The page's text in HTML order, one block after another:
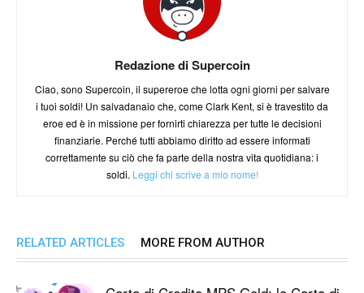
Redazione di Supercoin
Ciao, sono Supercoin, il supereroe che lotta ogni giorni per salvare
i tuoi soldi! Un salvadanaio che, come Clark Kent, si è travestito da
eroe ed è in missione per fornirti chiarezza per tutte le decisioni
finanziarie. Perché tutti abbiamo diritto ad essere informati
correttamente su ciò che fa parte della nostra vita quotidiana: i
soldi. Leggi chi scrive a mio nome!
RELATED ARTICLES MORE FROM AUTHOR